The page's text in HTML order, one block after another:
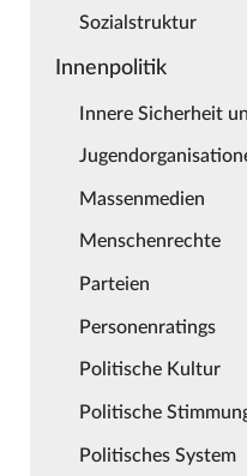
Sozialstruktur
Innenpolitik
Innere Sicherheit
Massenmedien
Menschenrechte
Parteien
Personenratings
Politische Kultur
Politische
Politisches System